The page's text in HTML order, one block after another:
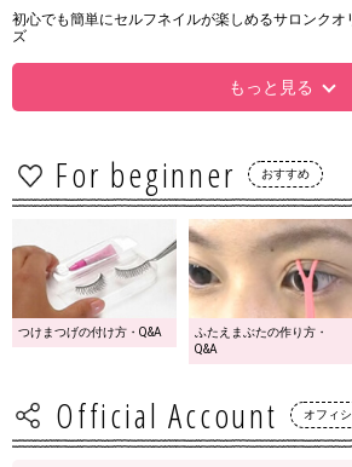
初心でも簡単にセルフネイルが楽しめるサロンクオ
ズ
もっと見る
For beginner おすすめ
つけまつげの付け方・Q&A
ふたえまぶたの作り方・
Q&A
Official Account オフィ